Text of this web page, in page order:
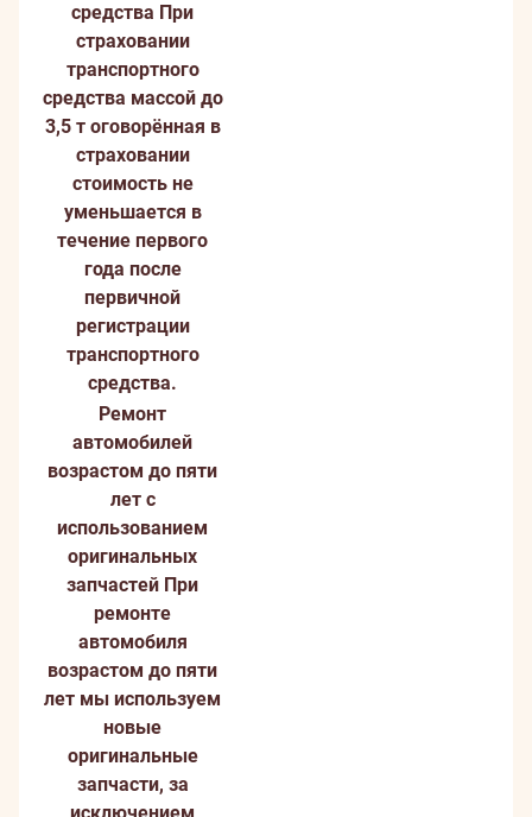
средства При
страховании
транспортного
средства массой до
3,5 т оговорённая в
страховании
стоимость не
уменьшается в
течение первого
года после
первичной
регистрации
транспортного
средства.
Ремонт
автомобилей
возрастом до пяти
лет с
использованием
оригинальных
запчастей При
ремонте
автомобиля
возрастом до пяти
лет мы используем
новые
оригинальные
запчасти, за